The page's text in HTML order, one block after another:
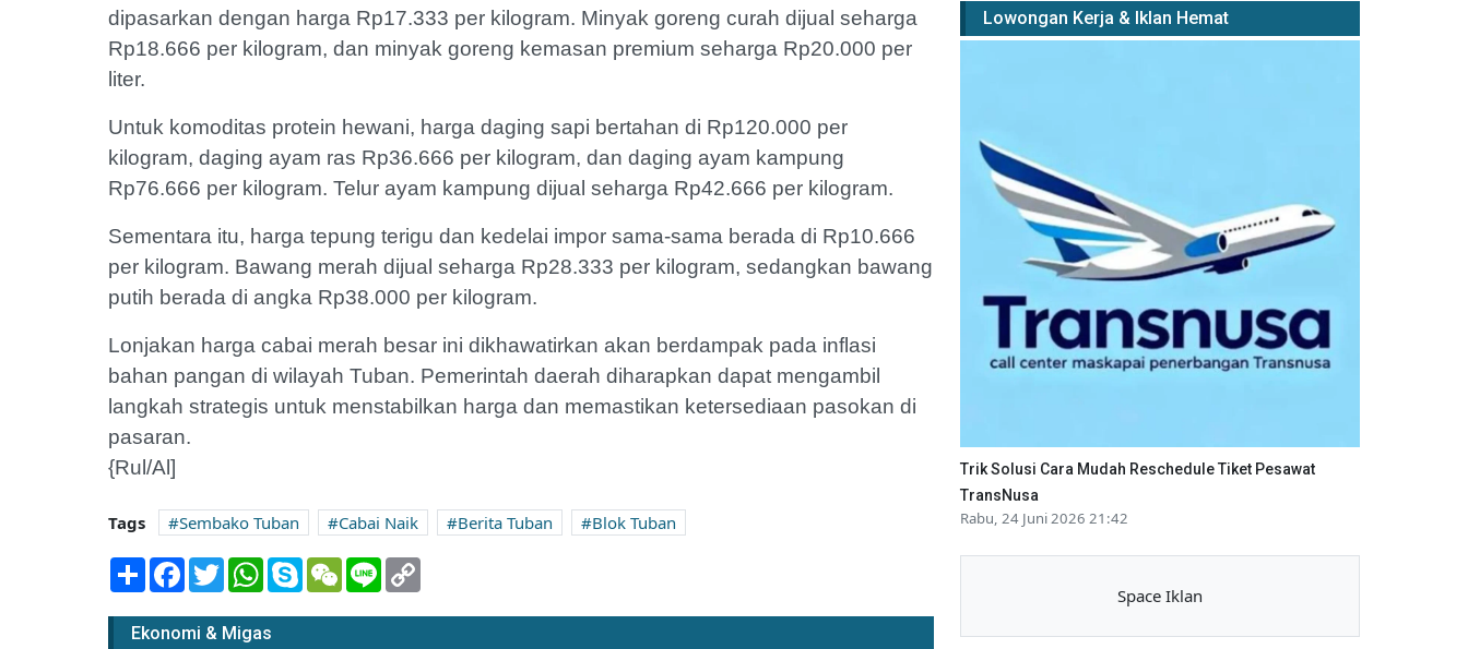
dipasarkan dengan harga Rp17.333 per kilogram. Minyak goreng curah dijual seharga
Rp18.666 per kilogram, dan minyak goreng kemasan premium seharga Rp20.000 per
liter.
Untuk komoditas protein hewani, harga daging sapi bertahan di Rp120.000 per
kilogram, daging ayam ras Rp36.666 per kilogram, dan daging ayam kampung
Rp76.666 per kilogram. Telur ayam kampung dijual seharga Rp42.666 per kilogram.
Sementara itu, harga tepung terigu dan kedelai impor sama-sama berada di Rp10.666
per kilogram. Bawang merah dijual seharga Rp28.333 per kilogram, sedangkan bawang
putih berada di angka Rp38.000 per kilogram.
Lonjakan harga cabai merah besar ini dikhawatirkan akan berdampak pada inflasi
bahan pangan di wilayah Tuban. Pemerintah daerah diharapkan dapat mengambil
langkah strategis untuk menstabilkan harga dan memastikan ketersediaan pasokan di
pasaran.
{Rul/Al]
Tags Sembako Tuban Cabai Naik Berita Tuban
Blok Tuban
Share Facebook
TwitterWhatsApp
SkypeWeChatLine
Ekonomi & Migas
Lowongan Kerja & Iklan Hemat
Trik Solusi Cara Mudah Reschedule Tiket Pesawat
TransNusa
Rabu, 24 Juni 2026 21:42
Space Iklan